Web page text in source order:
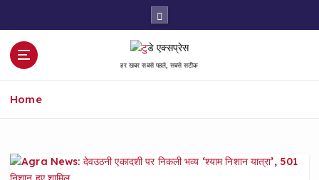
हर खबर सबसे पहले, सबसे सटीक
Home